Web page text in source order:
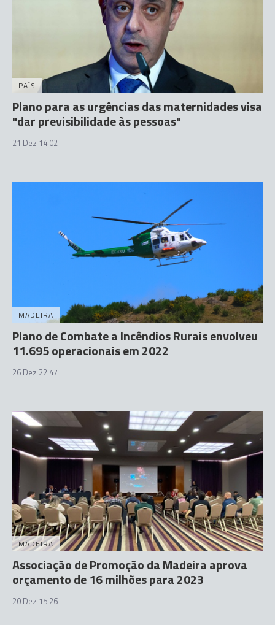
PAÍS
Plano para as urgências das maternidades visa
"dar previsibilidade às pessoas"
21 Dez 14:02
MADEIRA
Plano de Combate a Incêndios Rurais envolveu
11.695 operacionais em 2022
26 Dez 22:47
MADEIRA
Associação de Promoção da Madeira aprova
orçamento de 16 milhões para 2023
20 Dez 15:26